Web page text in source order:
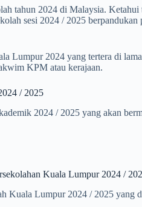
tahun 2024 di Malaysia.
sesi 2024 / 2025
Lumpur 2024 yang tertera di
KPM atau kerajaan.
/ 2025
2024 / 2025 yang akan
Kuala Lumpur 2024 /
Kuala Lumpur 2024 / 2025 yang